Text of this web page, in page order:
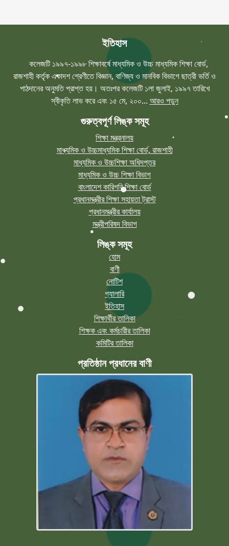
ইতিহাস
কলেজটি ১৯৯৭-১৯৯৮ শিক্ষাবর্ষে মাধ্যমিক ও উচ্চ মাধ্যমিক শিক্ষা বোর্ড,
রাজশাহী কর্তৃক একাদশ শ্রেণীতে বিজ্ঞান, বাণিজ্য ও মানবিক বিভাগে ছাত্রী ভর্তি ও
পাঠদানের অনুমতি প্রাপ্ত হয়। অতঃপর কলেজটি ১লা জুলাই, ১৯৯৭ তারিখে
স্বীকৃতি লাভ করে এবং ১৫ মে, ২০০... আরও পড়ুন
গুরুত্বপূর্ণ লিঙ্ক সমূহ
শিক্ষা মন্ত্রনালয়
মাধ্যমিক ও উচ্চমাধ্যমিক শিক্ষা বোর্ড, রাজশাহী
মাধ্যমিক ও উচ্চশিক্ষা অধিদপ্তর
মাধ্যমিক ও উচ্চ শিক্ষা বিভাগ
বাংলাদেশ কারিগরি শিক্ষা বোর্ড
প্রধানমন্ত্রীর শিক্ষা সহায়তা ট্রাস্ট
প্রধানমন্ত্রীর কার্যালয়
মন্ত্রীপরিষদ বিভাগ
লিঙ্ক সমূহ
হোম
বাণী
নোটিশ
গ্যালারি
ইতিহাস
শিক্ষার্থীর তালিকা
শিক্ষক এবং কর্মচারীর তালিকা
কমিটির তালিকা
প্রতিষ্ঠান প্রধানের বাণী